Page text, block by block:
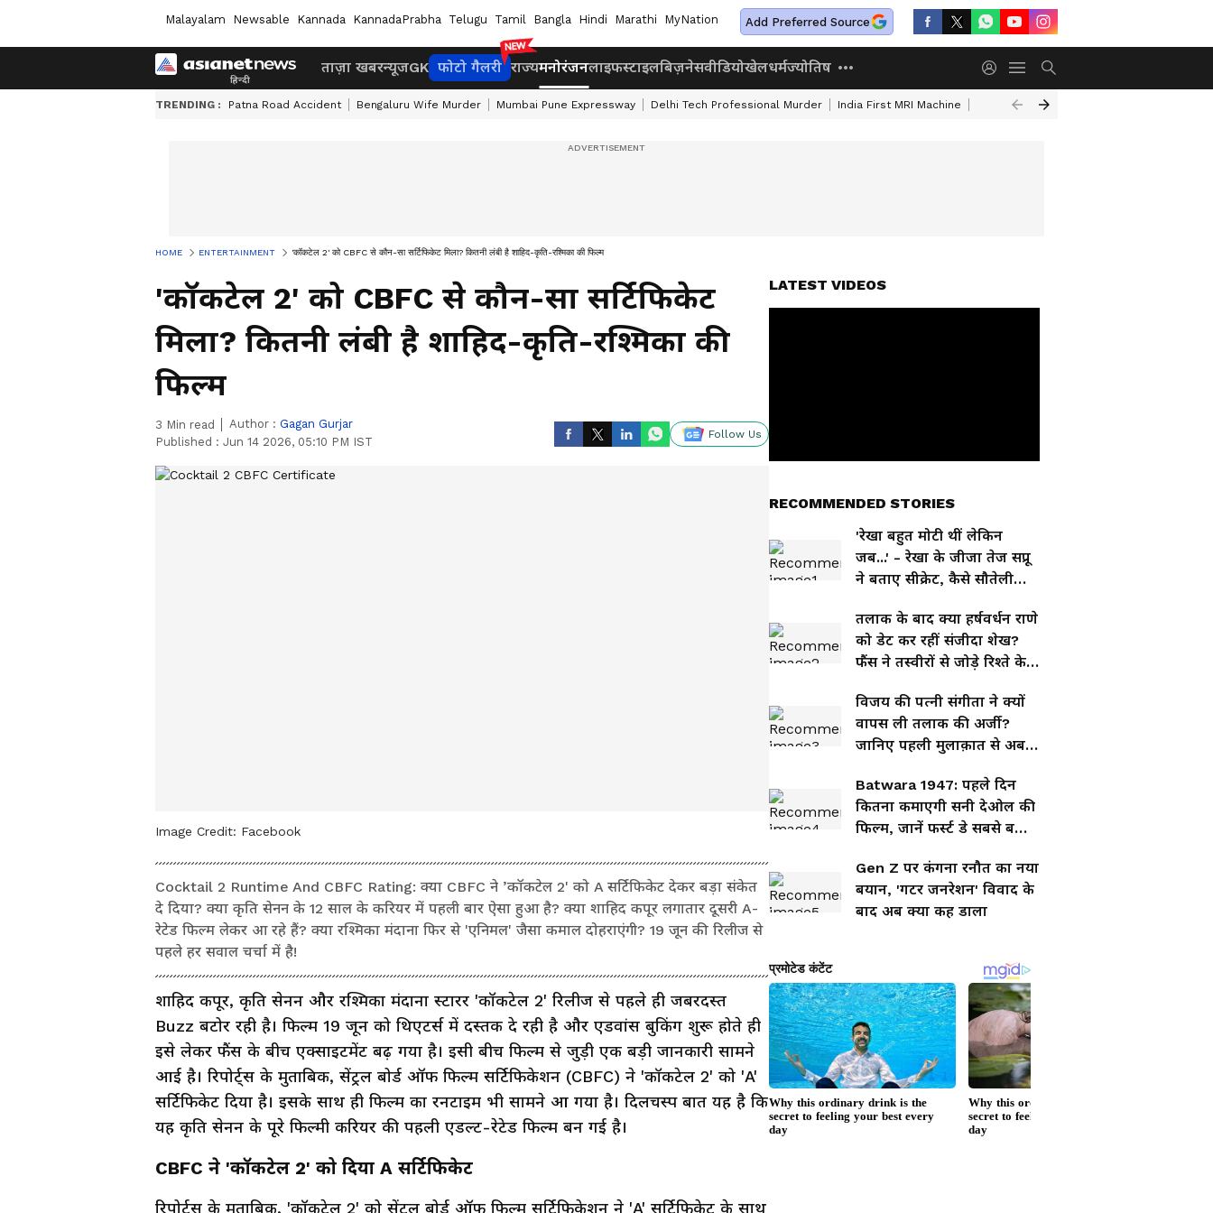
Malayalam Newsable Kannada KannadaPrabha Telugu Tamil Bangla Hindi Marathi MyNation Add Preferred Source
ताज़ा खबरन्यूजGK फोटो गैलरी राज्यमनोरंजनलाइफस्टाइलबिज़नेसवीडियोखेलधर्मज्योतिष
TRENDING : Patna Road Accident Bengaluru Wife Murder Mumbai Pune Expressway Delhi Tech Professional Murder India First MRI Machine Independence Day Speech In Hindi
HOME ENTERTAINMENT 'कॉकटेल 2' को CBFC से कौन-सा सर्टिफिकेट मिला? कितनी लंबी है शाहिद-कृति-रश्मिका की फिल्म
'कॉकटेल 2' को CBFC से कौन-सा सर्टिफिकेट
मिला? कितनी लंबी है शाहिद-कृति-रश्मिका की
फिल्म
3 Min read Author : Gagan Gurjar
Published : Jun 14 2026, 05:10 PM IST
Follow Us
Image Credit: Facebook
Cocktail 2 Runtime And CBFC Rating: क्या CBFC ने ’कॉकटेल 2' को A सर्टिफिकेट देकर बड़ा संकेत
दे दिया? क्या कृति सेनन के 12 साल के करियर में पहली बार ऐसा हुआ है? क्या शाहिद कपूर लगातार दूसरी A-
रेटेड फिल्म लेकर आ रहे हैं? क्या रश्मिका मंदाना फिर से 'एनिमल' जैसा कमाल दोहराएंगी? 19 जून की रिलीज से
पहले हर सवाल चर्चा में है!
शाहिद कपूर, कृति सेनन और रश्मिका मंदाना स्टारर 'कॉकटेल 2' रिलीज से पहले ही जबरदस्त
Buzz बटोर रही है। फिल्म 19 जून को थिएटर्स में दस्तक दे रही है और एडवांस बुकिंग शुरू होते ही
इसे लेकर फैंस के बीच एक्साइटमेंट बढ़ गया है। इसी बीच फिल्म से जुड़ी एक बड़ी जानकारी सामने
आई है। रिपोर्ट्स के मुताबिक, सेंट्रल बोर्ड ऑफ फिल्म सर्टिफिकेशन (CBFC) ने 'कॉकटेल 2' को 'A'
सर्टिफिकेट दिया है। इसके साथ ही फिल्म का रनटाइम भी सामने आ गया है। दिलचस्प बात यह है कि
यह कृति सेनन के पूरे फिल्मी करियर की पहली एडल्ट-रेटेड फिल्म बन गई है।
CBFC ने 'कॉकटेल 2' को दिया A सर्टिफिकेट
रिपोर्ट्स के मुताबिक़, 'कॉकटेल 2' को सेंट्रल बोर्ड ऑफ फिल्म सर्टिफिकेशन ने 'A' सर्टिफिकेट के साथ
LATEST VIDEOS
RECOMMENDED STORIES
'रेखा बहुत मोटी थीं लेकिन
जब...' - रेखा के जीजा तेज सप्रू
ने बताए सीक्रेट, कैसे सौतेली
तलाक के बाद क्या हर्षवर्धन राणे
को डेट कर रहीं संजीदा शेख?
फैंस ने तस्वीरों से जोड़े रिश्ते के
विजय की पत्नी संगीता ने क्यों
वापस ली तलाक की अर्जी?
जानिए पहली मुलाक़ात से अब
Batwara 1947: पहले दिन
कितना कमाएगी सनी देओल की
फिल्म, जानें फर्स्ट डे सबसे बड़ा
Gen Z पर कंगना रनौत का नया
बयान, 'गटर जनरेशन' विवाद के
बाद अब क्या कह डाला